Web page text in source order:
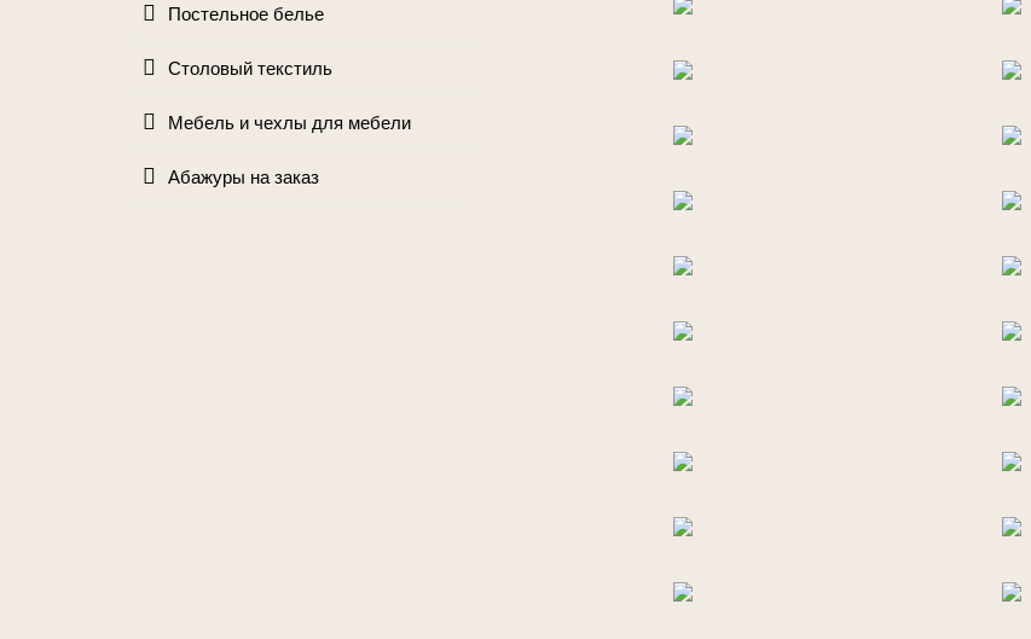
Постельное белье
Столовый текстиль
Мебель и чехлы для мебели
Абажуры на заказ